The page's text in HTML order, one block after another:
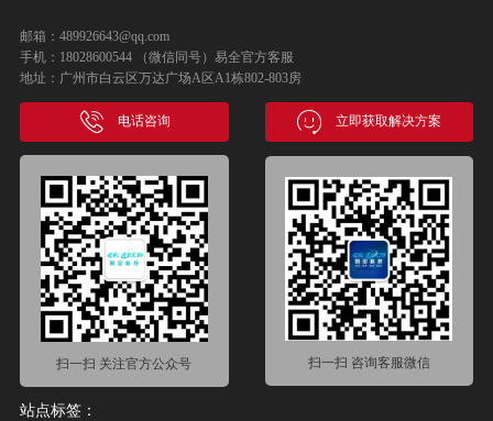
邮箱：489926643@qq.com
手机：18028600544 （微信同号）易全官方客服
地址：广州市白云区万达广场A区A1栋802-803房
电话咨询 立即获取解决方案
扫一扫 关注官方公众号 扫一扫 咨询客服微信
站点标签：